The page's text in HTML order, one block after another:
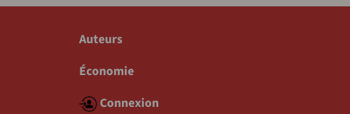
Auteurs
Économie
Connexion